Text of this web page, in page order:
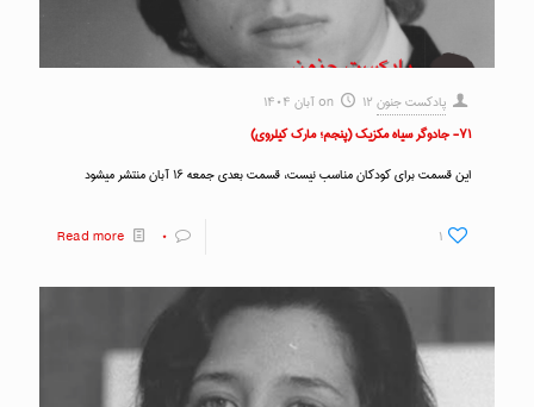
پادکست جنون on
۱۲ آبان ۱۴۰۴
۷۱- جادوگر سیاه مکزیک (پنجم؛ مارک کیلروی)
این قسمت برای کودکان مناسب نیست، قسمت بعدی جمعه ۱۶ آبان منتشر میشود
۱ ۰ Read more